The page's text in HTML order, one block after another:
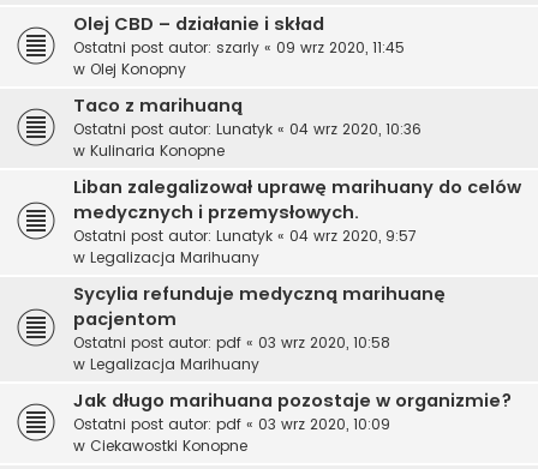
Olej CBD – działanie i skład
Ostatni post autor: szarly « 09 wrz 2020, 11:45
w Olej Konopny
Taco z marihuaną
Ostatni post autor: Lunatyk « 04 wrz 2020, 10:36
w Kulinaria Konopne
Liban zalegalizował uprawę marihuany do celów
medycznych i przemysłowych.
Ostatni post autor: Lunatyk « 04 wrz 2020, 9:57
w Legalizacja Marihuany
Sycylia refunduje medyczną marihuanę
pacjentom
Ostatni post autor: pdf « 03 wrz 2020, 10:58
w Legalizacja Marihuany
Jak długo marihuana pozostaje w organizmie?
Ostatni post autor: pdf « 03 wrz 2020, 10:09
w Ciekawostki Konopne